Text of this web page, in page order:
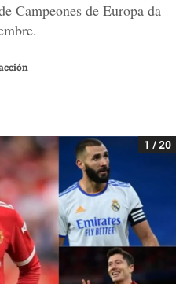
Campeones de Europa da
1 / 20